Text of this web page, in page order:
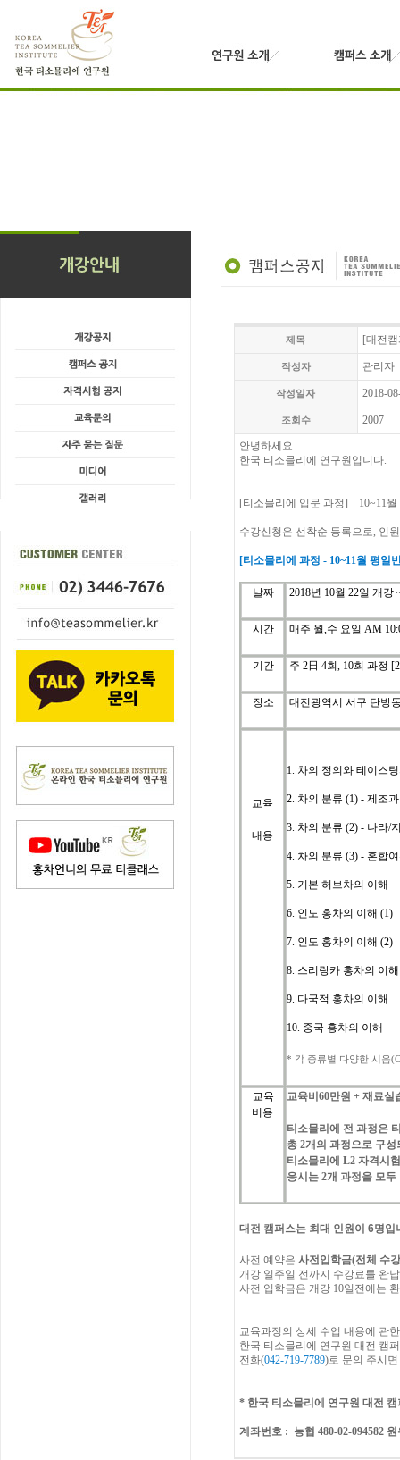
제목 [대전
작성자 관리자
작성일자 2018-
조회수 2007
안녕하세요.
한국 티소믈리에 연구원입니다.
[티소믈리에 입문 과정] 10~11월
수강신청은 선착순 등록으로, 인원
[티소믈리에 과정 - 10~11월 평일
날짜 2018년 10월 22일 개강
시간 매주 월,수 요일 AM
기간 주 2日 4회, 10회 과정 [2
장소 대전광역시 서구 탄방
교육
내용
1. 차의 정의와 테이스
2. 차의 분류 (1) - 제조
3. 차의 분류 (2) - 나라/
4. 차의 분류 (3) - 혼합
5. 기본 허브차의 이해
6. 인도 홍차의 이해 (1)
7. 인도 홍차의 이해 (2)
8. 스리랑카 홍차의 이해
9. 다국적 홍차의 이해
10. 중국 홍차의 이해
* 각 종류별 다양한 시음
교육
비용
교육비60만원 +재료실
티소믈리에 전 과정은
총 2개의 과정으로 구성
티소믈리에 L2 자격시
응시는 2개 과정을 모두
대전 캠퍼스는 최대 인원이 6명
사전 예약은 사전입학금(전체 수
개강 일주일 전까지 수강료를 완
사전 입학금은 개강 10일전에는
교육과정의 상세 수업 내용에 관한
한국 티소믈리에 연구원 대전 캠
전화(042-719-7789)로 문의 주시면
* 한국 티소믈리에 연구원 대전 캠
계좌번호 : 농협 480-02-094582